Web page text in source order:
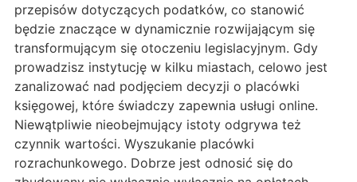
przepisów dotyczących podatków, co stanowić
będzie znaczące w dynamicznie rozwijającym się
transformującym się otoczeniu legislacyjnym. Gdy
prowadzisz instytucję w kilku miastach, celowo jest
zanalizować nad podjęciem decyzji o placówki
księgowej, które świadczy zapewnia usługi online.
Niewątpliwie nieobejmujący istoty odgrywa też
czynnik wartości. Wyszukanie placówki
rozrachunkowego. Dobrze jest odnosić się do